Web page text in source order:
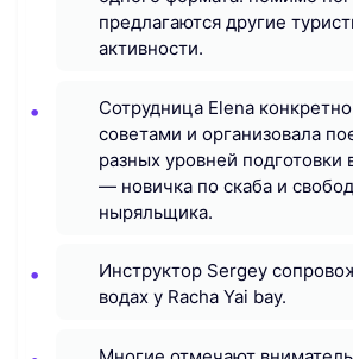
предлагаются другие
активности.
Сотрудница Elena
советами и организовала
разных уровней подготовки
— новичка по скаба и
ныряльщика.
Инструктор Sergey
водах у Racha Yai bay.